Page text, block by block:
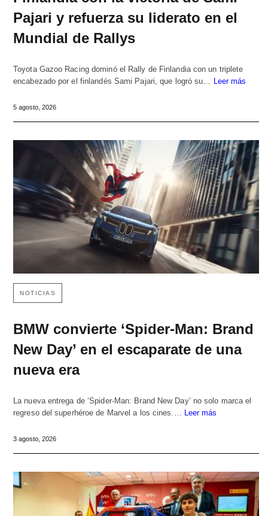
Pajari y refuerza su liderato en el
Mundial de Rallys
Toyota Gazoo Racing dominó el Rally de Finlandia con un triplete
encabezado por el finlandés Sami Pajari, que logró su…
Leer más
5 agosto, 2026
NOTICIAS
BMW convierte ‘Spider-Man: Brand
New Day’ en el escaparate de una
nueva era
La nueva entrega de ‘Spider-Man: Brand New Day’ no solo marca el
regreso del superhéroe de Marvel a los cines.… Leer más
3 agosto, 2026